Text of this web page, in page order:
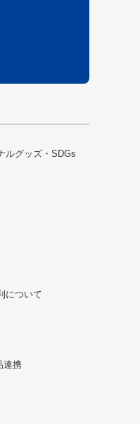
ルグッズ・SDGs
について
連携